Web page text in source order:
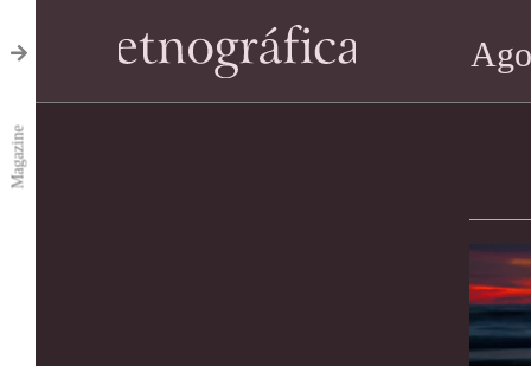
Magazine